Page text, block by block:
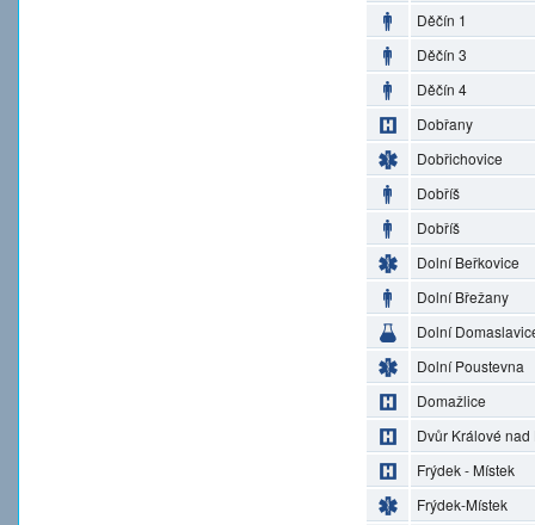
Děčín 1
Děčín 3
Děčín 4
Dobřany
Dobřichovice
Dobříš
Dobříš
Dolní Beřkovice
Dolní Břežany
Dolní
Dolní Poustevna
Domažlice
Dvůr Králové nad
Frýdek - Místek
Frýdek-Místek